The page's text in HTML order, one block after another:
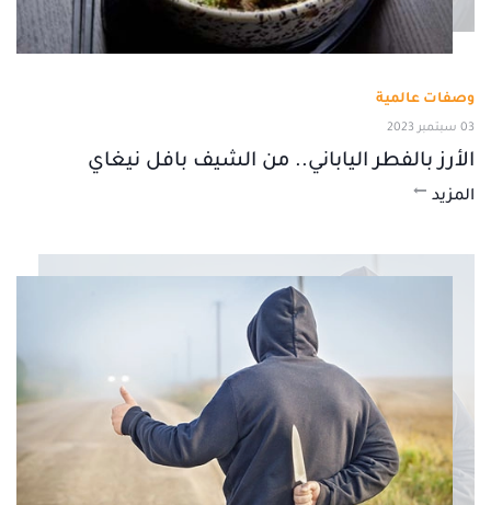
وصفات عالمية
03 سبتمبر 2023
الأرز بالفطر الياباني.. من الشيف بافل نيغاي
المزيد